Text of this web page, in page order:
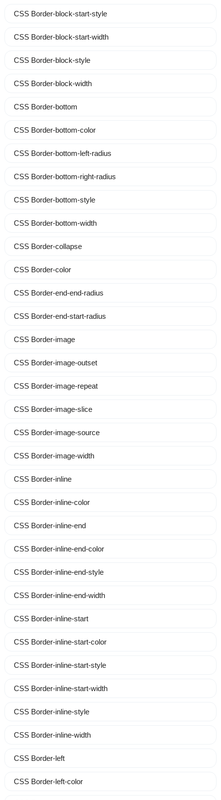
CSS Border-block-start-style
CSS Border-block-start-width
CSS Border-block-style
CSS Border-block-width
CSS Border-bottom
CSS Border-bottom-color
CSS Border-bottom-left-radius
CSS Border-bottom-right-radius
CSS Border-bottom-style
CSS Border-bottom-width
CSS Border-collapse
CSS Border-color
CSS Border-end-end-radius
CSS Border-end-start-radius
CSS Border-image
CSS Border-image-outset
CSS Border-image-repeat
CSS Border-image-slice
CSS Border-image-source
CSS Border-image-width
CSS Border-inline
CSS Border-inline-color
CSS Border-inline-end
CSS Border-inline-end-color
CSS Border-inline-end-style
CSS Border-inline-end-width
CSS Border-inline-start
CSS Border-inline-start-color
CSS Border-inline-start-style
CSS Border-inline-start-width
CSS Border-inline-style
CSS Border-inline-width
CSS Border-left
CSS Border-left-color